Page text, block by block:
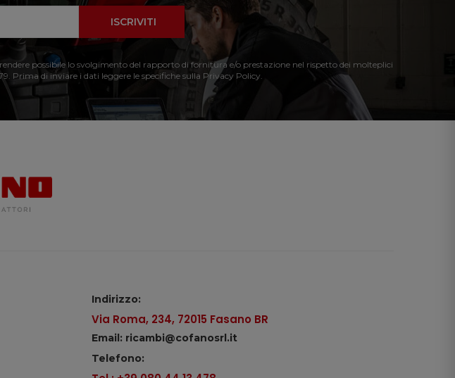
ISCRIVITI
possibile lo svolgimento del rapporto di fornitura e/o prestazione nel rispetto dei molteplici
Prima di inviare i dati leggere le specifiche sulla Privacy Policy.
Indirizzo:
Via Roma, 234, 72015 Fasano BR
Email: ricambi@cofanosrl.it
Telefono: